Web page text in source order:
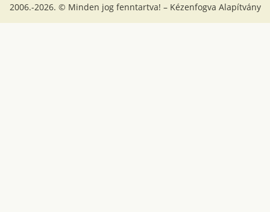
2006.-2026. © Minden jog fenntartva! – Kézenfogva Alapítvány